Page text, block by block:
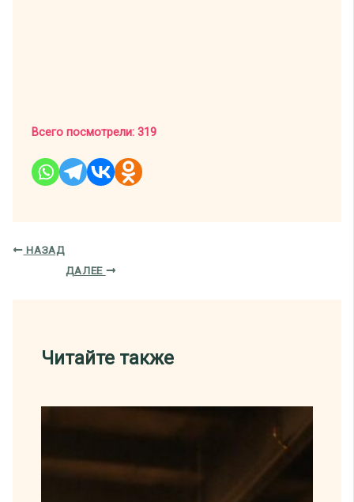
Всего посмотрели: 319
НАЗАД
ДАЛЕЕ
Читайте также